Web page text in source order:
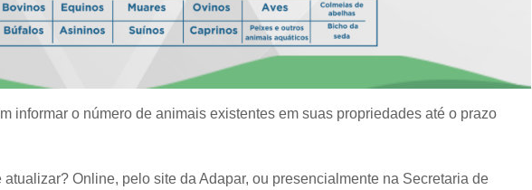
informar o número de animais existentes em suas propriedades até o prazo
Online, pelo site da Adapar, ou presencialmente na Secretaria de